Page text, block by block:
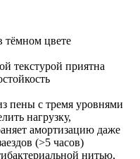
тёмном цвете
текстурой приятна
пены с тремя уровнями
нагрузку,
амортизацию даже
(>5 часов)
нитью,